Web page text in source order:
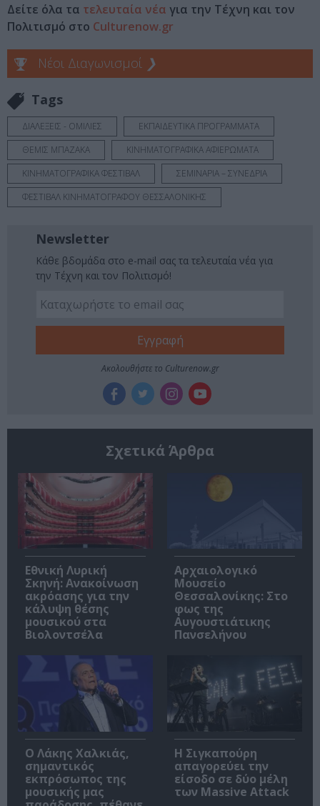
Δείτε όλα τα τελευταία νέα για την Τέχνη και τον
Πολιτισμό στο Culturenow.gr
Νέοι Διαγωνισμοί ❯
Tags
ΔΙΑΛΕΞΕΙΣ - ΟΜΙΛΙΕΣ
ΕΚΠΑΙΔΕΥΤΙΚΑ ΠΡΟΓΡΑΜΜΑΤΑ
ΘΕΜΙΣ ΜΠΑΖΑΚΑ
ΚΙΝΗΜΑΤΟΓΡΑΦΙΚΑ ΑΦΙΕΡΩΜΑΤΑ
ΚΙΝΗΜΑΤΟΓΡΑΦΙΚΑ ΦΕΣΤΙΒΑΛ
ΣΕΜΙΝΑΡΙΑ – ΣΥΝΕΔΡΙΑ
ΦΕΣΤΙΒΑΛ ΚΙΝΗΜΑΤΟΓΡΑΦΟΥ ΘΕΣΣΑΛΟΝΙΚΗΣ
Newsletter
Κάθε βδομάδα στο e-mail σας τα τελευταία νέα για
την Τέχνη και τον Πολιτισμό!
Ακολουθήστε το Culturenow.gr
Σχετικά Άρθρα
Εθνική Λυρική
Σκηνή: Ανακοίνωση
ακρόασης για την
κάλυψη θέσης
μουσικού στα
Βιολοντσέλα
Αρχαιολογικό
Μουσείο
Θεσσαλονίκης: Στο
φως της
Αυγουστιάτικης
Πανσελήνου
Ο Λάκης Χαλκιάς,
σημαντικός
εκπρόσωπος της
μουσικής μας
Η Σιγκαπούρη
απαγορεύει την
είσοδο σε δύο μέλη
των Massive Attack